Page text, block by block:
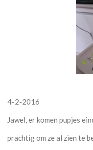
4-2-2016
Jawel, er komen pupjes
prachtig om ze al zien te